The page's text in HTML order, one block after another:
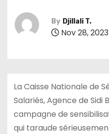
By Djillali T.
Nov 28, 2023
La Caisse Nationale de
Salariés, Agence de Sidi
campagne de
qui taraude